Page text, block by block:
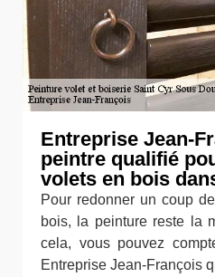
Entreprise Jean-
peintre qualifié
volets en bois
Pour redonner un coup
bois, la peinture reste la
cela, vous pouvez
Entreprise Jean-François